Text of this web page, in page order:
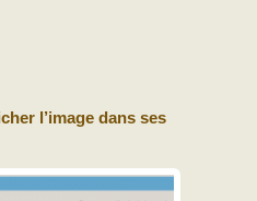
l’image dans ses